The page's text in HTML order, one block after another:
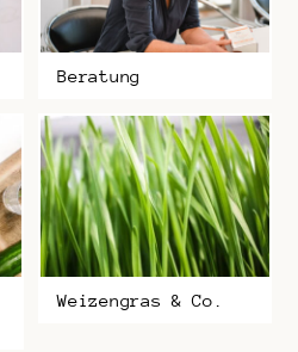
Beratung
Weizengras & Co.